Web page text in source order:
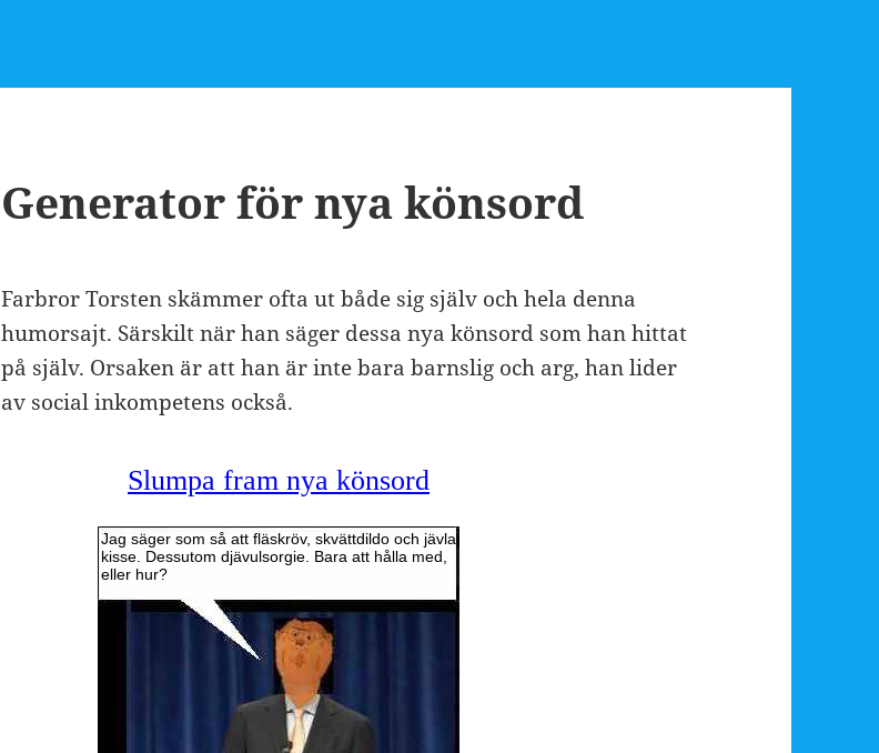
Generator för nya könsord
Farbror Torsten skämmer ofta ut både sig själv och hela denna
humorsajt. Särskilt när han säger dessa nya könsord som han hittat
på själv. Orsaken är att han är inte bara barnslig och arg, han lider
av social inkompetens också.